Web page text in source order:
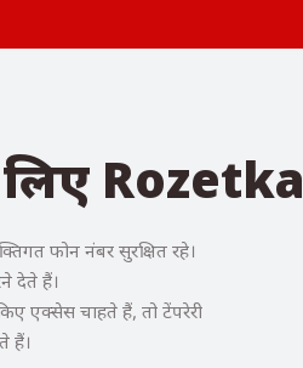
Rozetka
फोन नंबर सुरक्षित रहे।
देते हैं।
एक्सेस चाहते हैं, तो टेंपरेरी
हैं।